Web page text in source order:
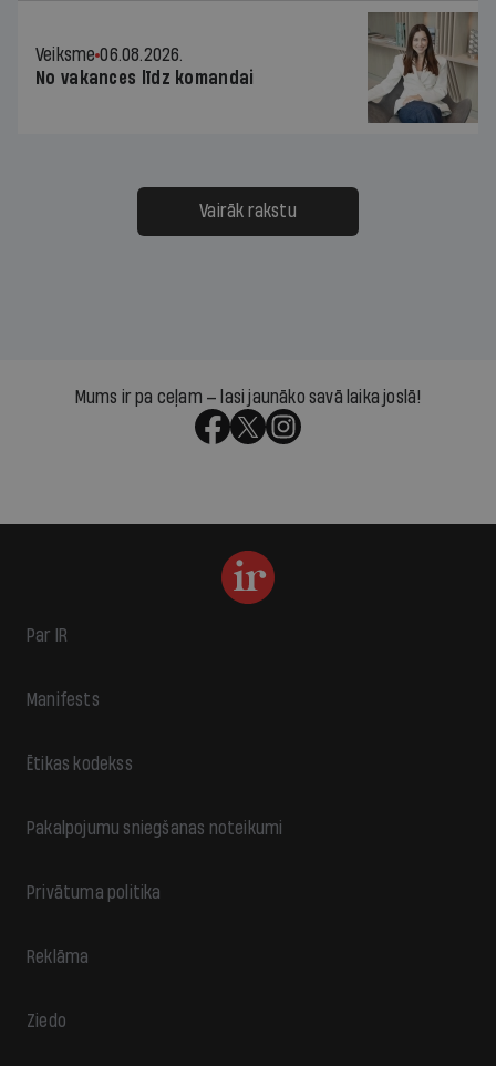
Veiksme 06.08.2026.
No vakances līdz komandai
Vairāk rakstu
Mums ir pa ceļam — lasi jaunāko savā laika joslā!
Par IR
Manifests
Ētikas kodekss
Pakalpojumu sniegšanas noteikumi
Privātuma politika
Reklāma
Ziedo